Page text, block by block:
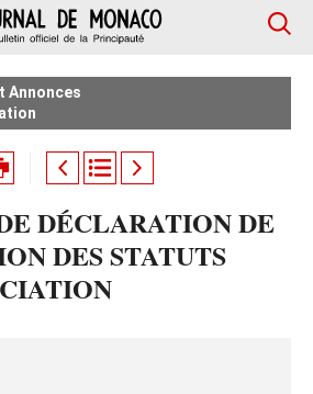
Annonces
DÉCLARATION DE
DES STATUTS